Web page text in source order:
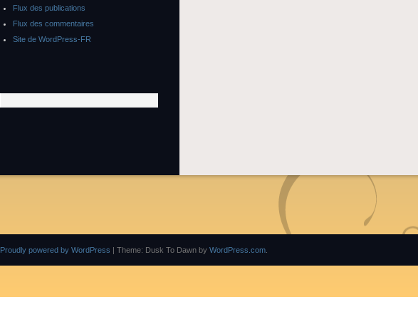
Flux des publications
Flux des commentaires
Site de WordPress-FR
Proudly powered by WordPress | Theme: Dusk To Dawn by WordPress.com